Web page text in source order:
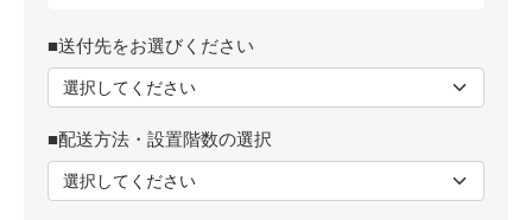
■送付先をお選びください
■配送方法・設置階数の選択